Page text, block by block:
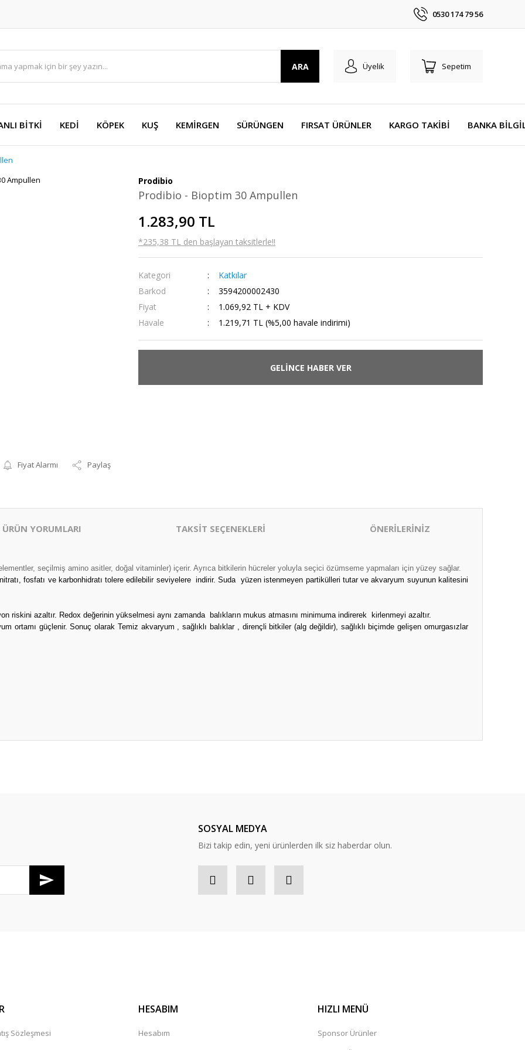
0530 174 79 56
ARA Üyelik Sepetim
BİTKİ KEDİ KÖPEK KUŞ KEMİRGEN SÜRÜNGEN FIRSAT ÜRÜNLER KARGO TAKİBİ BANKA
Fiyat Alarmı Paylaş
Prodibio
Prodibio - Bioptim 30 Ampullen
1.283,90 TL
*235,38 TL den başlayan taksitlerle!!
Kategori
Katkılar
Barkod
3594200002430
Fiyat
1.069,92 TL + KDV
Havale
1.219,71 TL (%5,00 havale indirimi)
GELİNCE HABER VER
ÜRÜN YORUMLARI TAKSİT SEÇENEKLERİ ÖNERİLERİNİZ
seçilmiş amino asitler, doğal vitaminler) içerir. Ayrıca bitkilerin hücreler yoluyla seçici özümseme yapmaları için yüzey sağlar.
fosfatı ve karbonhidratı tolere edilebilir seviyelere indirir. Suda yüzen istenmeyen partikülleri tutar ve akvaryum suyunun kalitesini
riskini azaltır. Redox değerinin yükselmesi aynı zamanda balıkların mukus atmasını minimuma indirerek
kirlenmeyi azaltır.
ortamı güçlenir. Sonuç olarak Temiz akvaryum , sağlıklı balıklar , dirençli bitkiler (alg değildir), sağlıklı biçimde gelişen omurgasızlar
SOSYAL MEDYA
Bizi takip edin, yeni ürünlerden ilk siz haberdar olun.
Sözleşmesi
HESABIM
Hesabım
HIZLI MENÜ
Sponsor Ürünler